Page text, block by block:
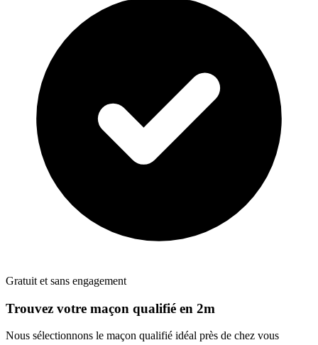
Gratuit et sans engagement
Trouvez votre maçon qualifié en 2m
Nous sélectionnons le maçon qualifié idéal près de chez vous